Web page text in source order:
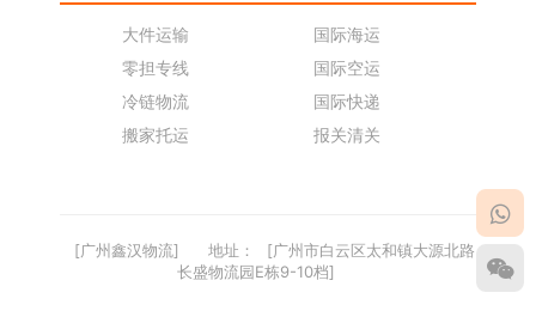
大件运输
零担专线
冷链物流
搬家托运
国际海运
国际空运
国际快递
报关清关
[广州鑫汉物流] 地址：
[广州市白云区太和镇大源北路
长盛物流园E栋9-10档]